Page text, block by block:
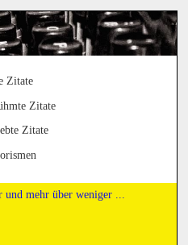
Zitate
Zitate
Zitate
und mehr über weniger ...